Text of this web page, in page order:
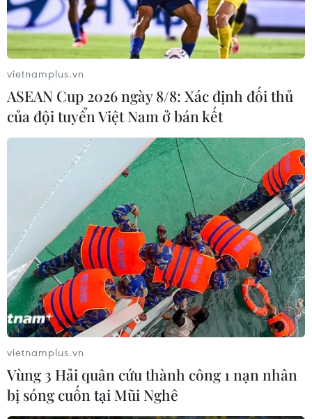
Nga: Thông tin Mỹ tấn công mạng nhằm
vào Nga đã được xác nhận
20/05/2019 10:52
Người phát ngôn Tổng thống Nga Dmitry Peskov cho
biết sự liên quan của Washington đến các cuộc tấn
công mạng nhằm vào Nga "đã được xác nhận."
vietnamplus.vn
ASEAN Cup 2026 ngày 8/8: Xác định đối thủ
của đội tuyển Việt Nam ở bán kết
vietnamplus.vn
Vùng 3 Hải quân cứu thành công 1 nạn nhân
bị sóng cuốn tại Mũi Nghê